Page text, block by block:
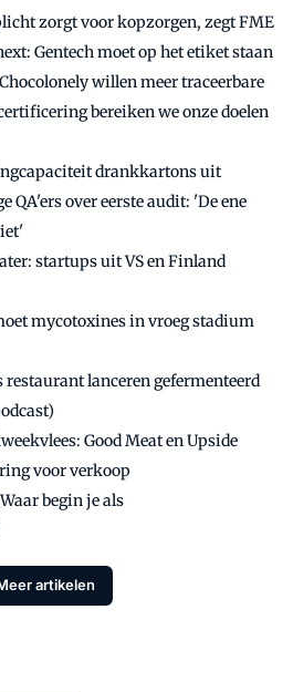
zorgt voor kopzorgen, zegt FME
Gentech moet op het etiket staan
willen meer traceerbare
bereiken we onze doelen
drankkartons uit
QA'ers over eerste audit: 'De ene
startups uit VS en Finland
mycotoxines in vroeg stadium
restaurant lanceren gefermenteerd
Good Meat en Upside
voor verkoop
begin je als
artikelen